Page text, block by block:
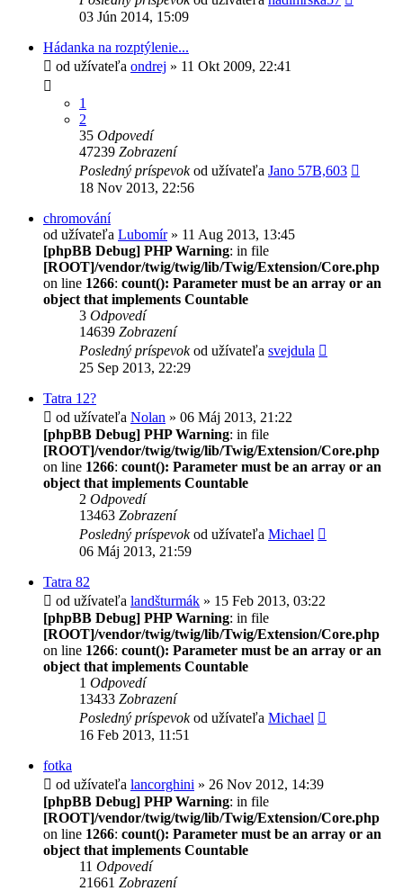
03 Jún 2014, 15:09
Hádanka na rozptýlenie...
od užívateľa ondrej » 11 Okt 2009, 22:41
1
2
35 Odpovedí
47239 Zobrazení
Posledný príspevokod užívateľa Jano 57B,603
18 Nov 2013, 22:56
chromování
od užívateľa Lubomír» 11 Aug 2013, 13:45
[phpBB Debug] PHP Warning: in file
[ROOT]/vendor/twig/twig/lib/Twig/Extension/Core.php
on line 1266: count(): Parameter must be an array or an
object that implements Countable
3 Odpovedí
14639 Zobrazení
Posledný príspevokod užívateľa svejdula
25 Sep 2013, 22:29
Tatra 12?
od užívateľa Nolan » 06 Máj 2013, 21:22
[phpBB Debug] PHP Warning: in file
[ROOT]/vendor/twig/twig/lib/Twig/Extension/Core.php
on line 1266: count(): Parameter must be an array or an
object that implements Countable
2 Odpovedí
13463 Zobrazení
Posledný príspevokod užívateľa Michael
06 Máj 2013, 21:59
Tatra 82
od užívateľa landšturmák » 15 Feb 2013, 03:22
[phpBB Debug] PHP Warning: in file
[ROOT]/vendor/twig/twig/lib/Twig/Extension/Core.php
on line 1266: count(): Parameter must be an array or an
object that implements Countable
1 Odpovedí
13433 Zobrazení
Posledný príspevokod užívateľa Michael
16 Feb 2013, 11:51
fotka
od užívateľa lancorghini » 26 Nov 2012, 14:39
[phpBB Debug] PHP Warning: in file
[ROOT]/vendor/twig/twig/lib/Twig/Extension/Core.php
on line 1266: count(): Parameter must be an array or an
object that implements Countable
11 Odpovedí
21661 Zobrazení